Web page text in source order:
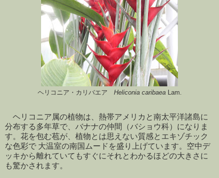
ヘリコニア・カリバエア Heliconia caribaeaLam.
ヘリコニア属の植物は、熱帯アメリカと南太平洋諸島に
分布する多年草で、バナナの仲間（バショウ科）になりま
す。花を包む苞が、植物とは思えない質感とエキゾチック
な色彩で 大温室の南国ムードを盛り上げています。空中デ
ッキから離れていてもすぐにそれとわかるほどの大きさに
も驚かされます。